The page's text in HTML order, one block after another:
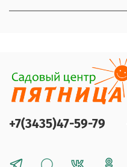
+7(3435)47-59-79